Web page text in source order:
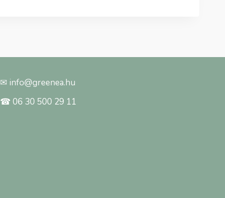
✉ info@greenea.hu
☎ 06 30 500 29 11